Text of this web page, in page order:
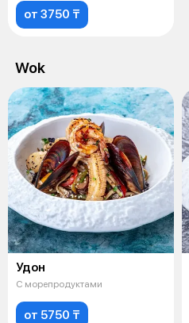
от 3750 ₸
Wok
Удон
С морепродуктами
от 5750 ₸